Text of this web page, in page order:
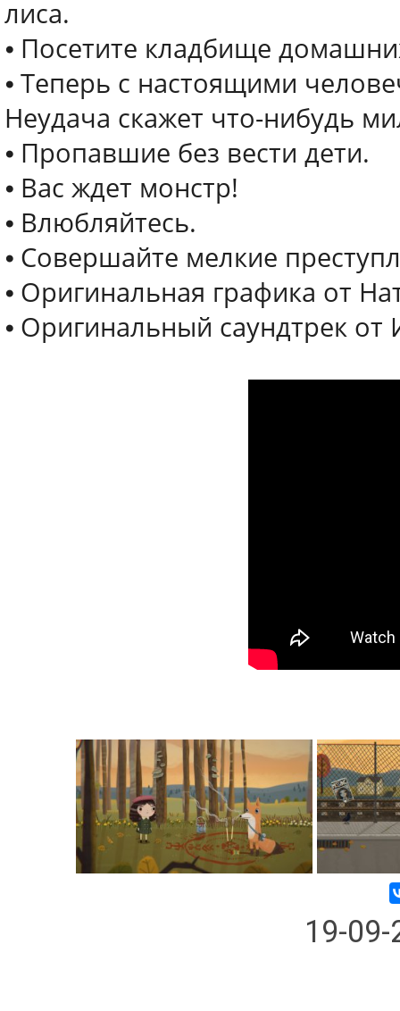
лиса.
⦁ Посетите кладбище
⦁ Теперь с настоящими
Неудача скажет что-нибудь
⦁ Пропавшие без вести дети.
⦁ Вас ждет монстр!
⦁ Влюбляйтесь.
⦁ Совершайте мелкие
⦁ Оригинальная графика от
⦁ Оригинальный саундтрек от
19-